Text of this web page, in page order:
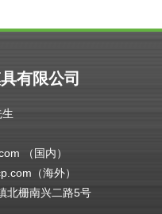
有限公司
（国内）
（海外）
北栅南兴二路5号